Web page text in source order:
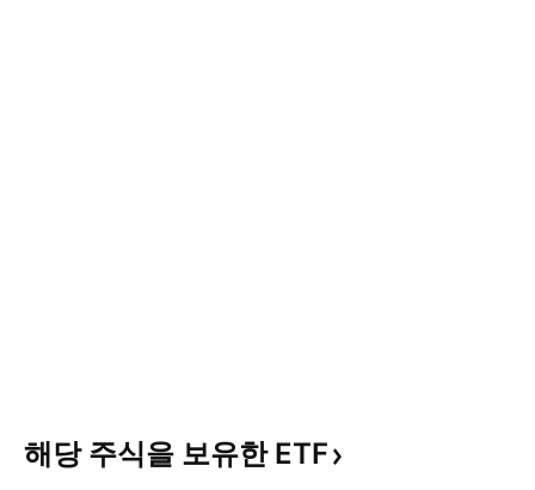
해당 주식을 보유한 ETF